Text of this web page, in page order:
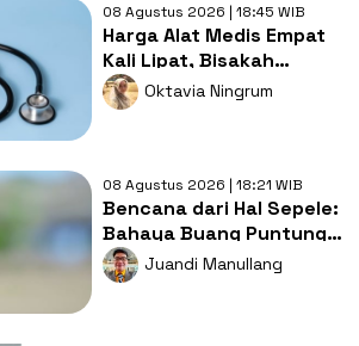
08 Agustus 2026 | 18:45 WIB
Harga Alat Medis Empat
Kali Lipat, Bisakah
Layanan Kesehatan
Tetap Murah?
Oktavia Ningrum
08 Agustus 2026 | 18:21 WIB
Bencana dari Hal Sepele:
Bahaya Buang Puntung
Rokok Sembarangan di
Musim Kemarau
Juandi Manullang